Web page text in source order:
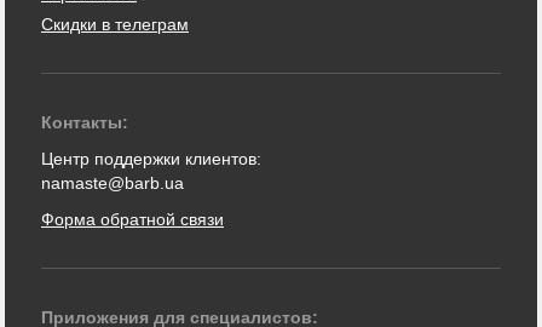
Скидки в телеграм
Контакты:
Центр поддержки клиентов:
namaste@barb.ua
Форма обратной связи
Приложения для специалистов: